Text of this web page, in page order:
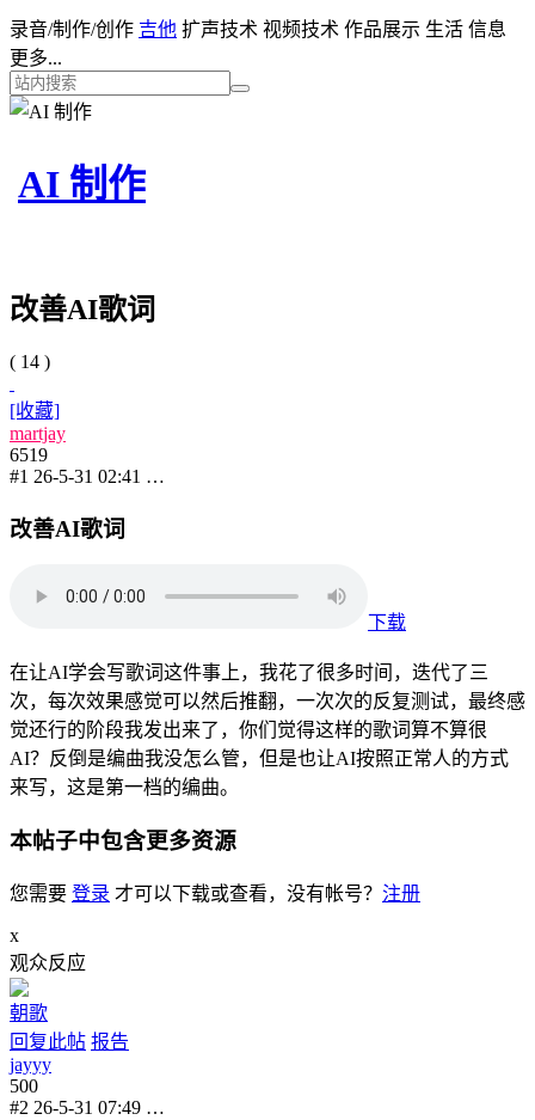
录音/制作/创作 吉他 扩声技术 视频技术 作品展示 生活 信息
更多...
AI 制作
改善AI歌词
( 14 )
[收藏]
martjay
6519
#1 26-5-31 02:41 …
改善AI歌词
下载
在让AI学会写歌词这件事上，我花了很多时间，迭代了三
次，每次效果感觉可以然后推翻，一次次的反复测试，最终感
觉还行的阶段我发出来了，你们觉得这样的歌词算不算很
AI？反倒是编曲我没怎么管，但是也让AI按照正常人的方式
来写，这是第一档的编曲。
本帖子中包含更多资源
您需要 登录 才可以下载或查看，没有帐号？ 注册
x
观众反应
朝歌
回复此帖 报告
jayyy
500
#2 26-5-31 07:49 …